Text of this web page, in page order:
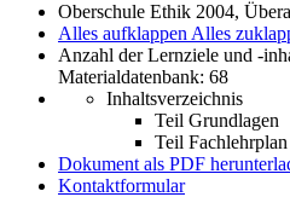
Oberschule Ethik 2004,
Alles aufklappen Alles
Anzahl der Lernziele und -
Materialdatenbank: 68
Inhaltsverzeichnis
Teil Grundlagen
Teil
Dokument als PDF
Kontaktformular